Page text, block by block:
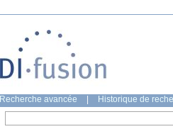
Recherche avancée Historique de